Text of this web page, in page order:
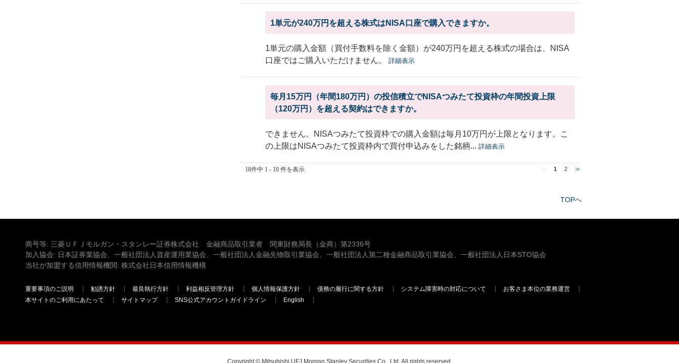
1単元が240万円を超える株式はNISA口座で購入できますか。
1単元の購入金額（買付手数料を除く金額）が240万円を超える株式の場合は、NISA
口座ではご購入いただけません。
詳細表示
毎月15万円（年間180万円）の投信積立でNISAつみたて投資枠の年間投資上限
（120万円）を超える契約はできますか。
できません。NISAつみたて投資枠での購入金額は毎月10万円が上限となります。こ
の上限はNISAつみたて投資枠内で買付申込みをした銘柄... 詳細表示
18件中 1 - 10 件を表示 1 2 ≫
TOPへ
商号等: 三菱ＵＦＪモルガン・スタンレー証券株式会社 金融商品取引業者 関東財務局長（金商）第2336号
加入協会: 日本証券業協会、一般社団法人資産運用業協会、一般社団法人金融先物取引業協会、一般社団法人第二種金融商品取引業協会、一般社団法人日本STO協会
当社が加盟する信用情報機関: 株式会社日本信用情報機構
重要事項のご説明 勧誘方針 最良執行方針 利益相反管理方針 個人情報保護方針 債務の履行に関する方針 システム障害時の対応について
お客さま本位の業務運営
本サイトのご利用にあたって
サイトマップ SNS公式アカウントガイドライン English
Copyright © Mitsubishi UFJ Morgan Stanley Securities Co., Ltd. All rights reserved.